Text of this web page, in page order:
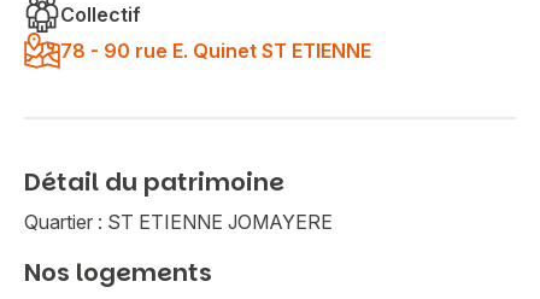
Collectif
78 - 90 rue E. Quinet ST ETIENNE
Détail du patrimoine
Quartier : ST ETIENNE JOMAYERE
Nos logements